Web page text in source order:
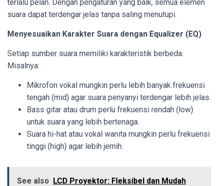
terlalu pelan. Dengan pengaturan yang baik, semua elemen
suara dapat terdengar jelas tanpa saling menutupi.
Menyesuaikan Karakter Suara dengan Equalizer (EQ)
Setiap sumber suara memiliki karakteristik berbeda.
Misalnya:
Mikrofon vokal mungkin perlu lebih banyak frekuensi
tengah (mid) agar suara penyanyi terdengar lebih jelas.
Bass gitar atau drum perlu frekuensi rendah (low)
untuk suara yang lebih bertenaga.
Suara hi-hat atau vokal wanita mungkin perlu frekuensi
tinggi (high) agar lebih jernih.
See also LCD Proyektor: Fleksibel dan Mudah